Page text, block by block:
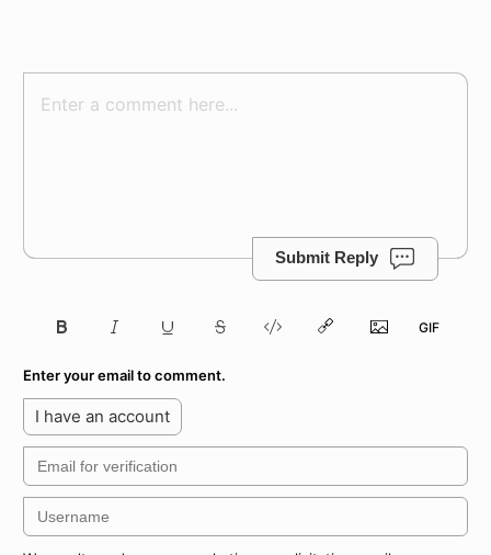
Submit Reply
Enter your email to comment.
I have an account